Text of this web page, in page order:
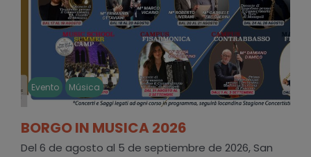
Evento Música
BORGO IN MUSICA 2026
Del 6 de agosto al 5 de septiembre de 2026, San